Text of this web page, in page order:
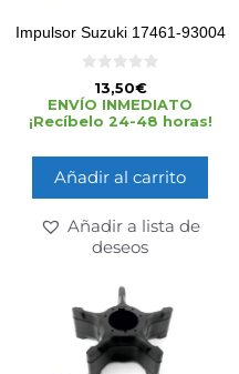
Impulsor Suzuki 17461-93004
d
e
5
13,50€
ENVÍO INMEDIATO
¡Recíbelo 24-48 horas!
Añadir al carrito
Añadir a lista de
deseos